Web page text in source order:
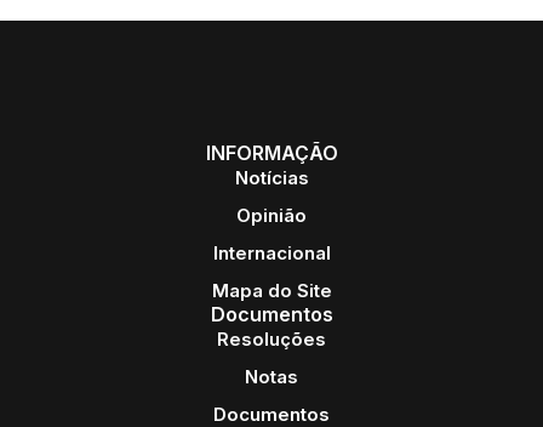
INFORMAÇÃO
Notícias
Opinião
Internacional
Mapa do Site
Documentos
Resoluções
Notas
Documentos